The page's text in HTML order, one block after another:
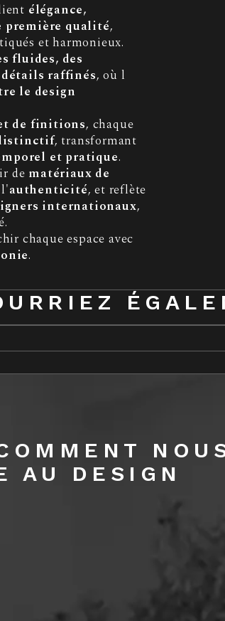
élégance,
qualité,
et harmonieux.
fluides, des
raffinés, où l
le design
de finitions, chaque
, transformant
et pratique.
de matériaux de
authenticité, et reflète
internationaux,
chaque espace avec
.
AU DESIGN